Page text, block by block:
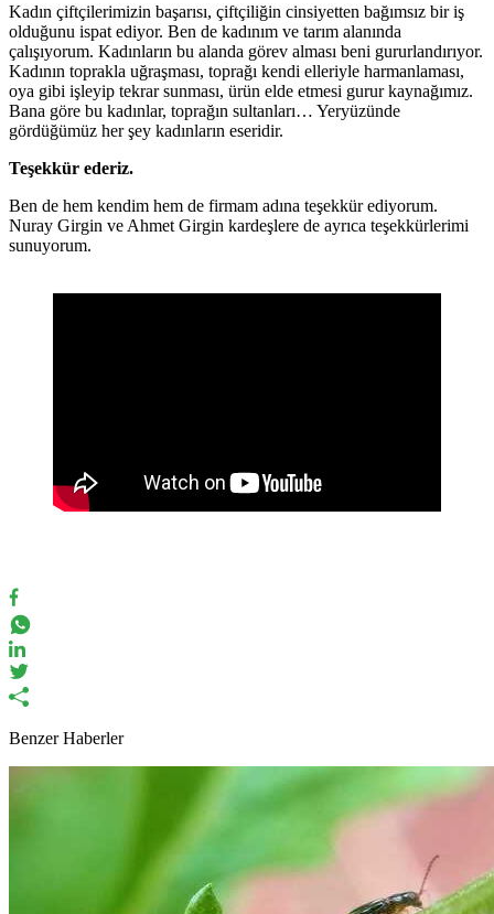
Kadın çiftçilerimizin başarısı, çiftçiliğin cinsiyetten bağımsız bir iş
olduğunu ispat ediyor. Ben de kadınım ve tarım alanında
çalışıyorum. Kadınların bu alanda görev alması beni gururlandırıyor.
Kadının toprakla uğraşması, toprağı kendi elleriyle harmanlaması,
oya gibi işleyip tekrar sunması, ürün elde etmesi gurur kaynağımız.
Bana göre bu kadınlar, toprağın sultanları… Yeryüzünde
gördüğümüz her şey kadınların eseridir.
Teşekkür ederiz.
Ben de hem kendim hem de firmam adına teşekkür ediyorum.
Nuray Girgin ve Ahmet Girgin kardeşlere de ayrıca teşekkürlerimi
sunuyorum.
Benzer Haberler